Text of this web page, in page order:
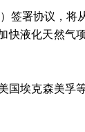
签署协议，将
快液化天然气
国埃克森美孚